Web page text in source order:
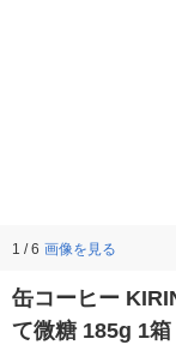
1 / 6 画像を見る
缶コーヒー
て微糖 185g 1箱